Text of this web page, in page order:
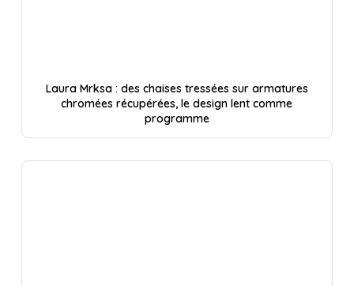
Laura Mrksa : des chaises tressées sur armatures
chromées récupérées, le design lent comme
programme